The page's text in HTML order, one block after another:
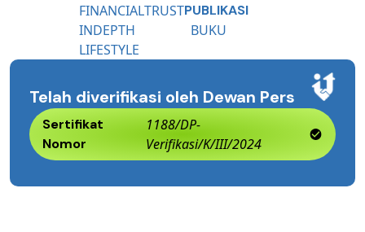
FINANCIALTRUST
INDEPTH
LIFESTYLE
PUBLIKASI
BUKU
Telah diverifikasi oleh Dewan Pers
Sertifikat
Nomor
1188/DP-
Verifikasi/K/III/2024